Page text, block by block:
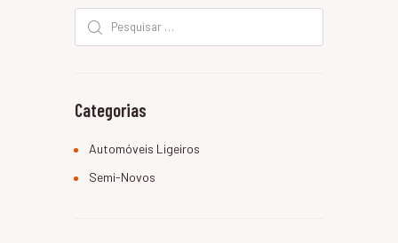
Pesquisar por:
Categorias
Automóveis Ligeiros
Semi-Novos